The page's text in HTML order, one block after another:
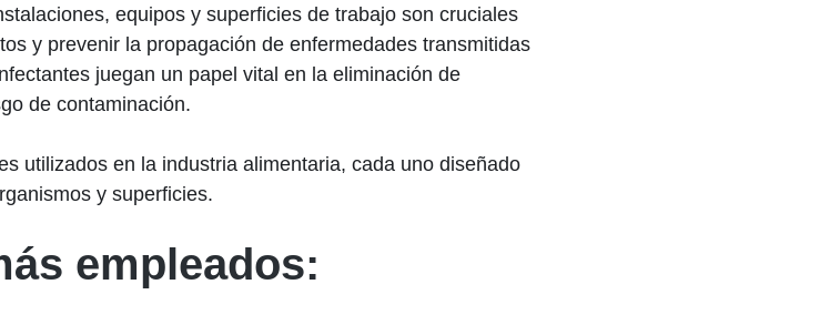
equipos y superficies de trabajo son cruciales
y prevenir la propagación de enfermedades transmitidas
juegan un papel vital en la eliminación de
de contaminación.
utilizados en la industria alimentaria, cada uno diseñado
y superficies.
empleados: